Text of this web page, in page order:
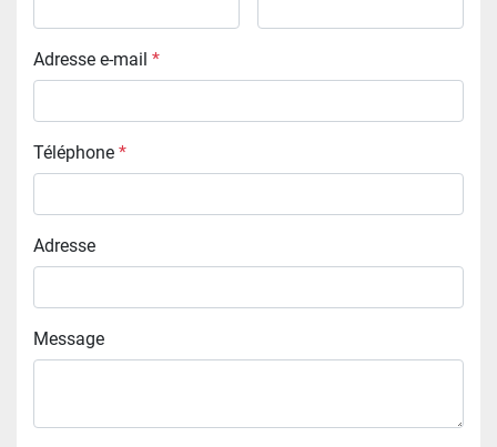
Adresse e-mail *
Téléphone *
Adresse
Message